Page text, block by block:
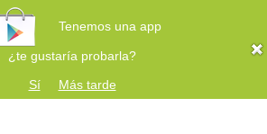
Tenemos una app
¿te gustaría probarla?
Sí
Más tarde